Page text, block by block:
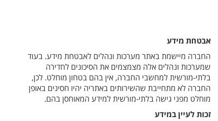
אבטחת מידע
החברה מיישמת באתר מערכות ונהלים לאבטחת מידע. בעוד
שמערכות ונהלים אלה מצמצמים את הסיכונים לחדירה
בלתי-מורשית למחשבי החברה, אין בהם בטחון מוחלט. לכן,
החברה לא מתחייבת שהשירותים באתריה יהיו חסינים באופן
מוחלט מפני גישה בלתי-מורשית למידע המאוחסן בהם.
זכות לעיין במידע